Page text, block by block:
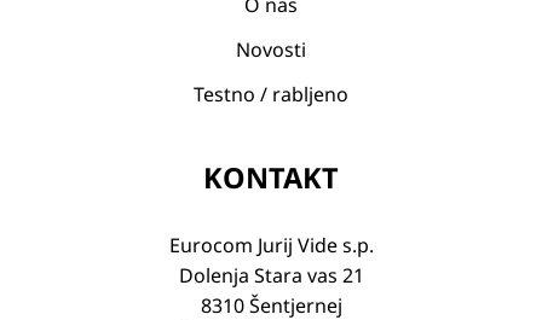
Novosti
Testno / rabljeno
KONTAKT
Eurocom Jurij Vide s.p.
Dolenja Stara vas 21
8310 Šentjernej